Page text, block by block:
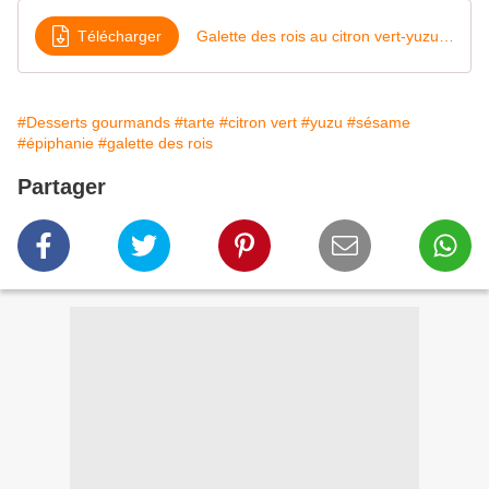
Télécharger
#Desserts gourmands #tarte #citron vert #yuzu #sésame
#épiphanie #galette des rois
Partager